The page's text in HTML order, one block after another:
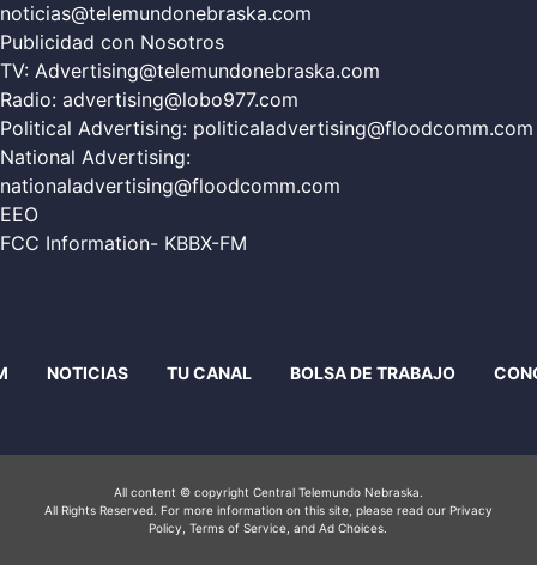
noticias@telemundonebraska.com
Publicidad con Nosotros
TV: Advertising@telemundonebraska.com
Radio: advertising@lobo977.com
Political Advertising: politicaladvertising@floodcomm.com
National Advertising:
nationaladvertising@floodcomm.com
EEO
FCC Information- KBBX-FM
NOTICIAS TU CANAL BOLSA DE TRABAJO
All content © copyright Central Telemundo Nebraska.
All Rights Reserved. For more information on this site, please read our Privacy
Policy , Terms of Service, and Ad Choices.